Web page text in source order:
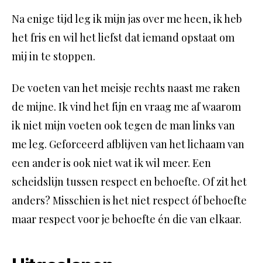
Na enige tijd leg ik mijn jas over me heen, ik heb
het fris en wil het liefst dat iemand opstaat om
mij in te stoppen.
De voeten van het meisje rechts naast me raken
de mijne. Ik vind het fijn en vraag me af waarom
ik niet mijn voeten ook tegen de man links van
me leg. Geforceerd afblijven van het lichaam van
een ander is ook niet wat ik wil meer. Een
scheidslijn tussen respect en behoefte. Of zit het
anders? Misschien is het niet respect óf behoefte
maar respect voor je behoefte én die van elkaar.